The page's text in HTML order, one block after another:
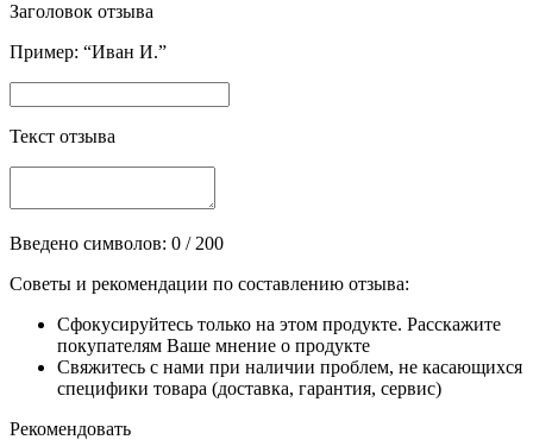
Заголовок отзыва
Пример: “Иван И.”
Текст отзыва
Введено символов: 0 / 200
Советы и рекомендации по составлению отзыва:
Сфокусируйтесь только на этом продукте. Расскажите
покупателям Ваше мнение о продукте
Свяжитесь с нами при наличии проблем, не касающихся
специфики товара (доставка, гарантия, сервис)
Рекомендовать